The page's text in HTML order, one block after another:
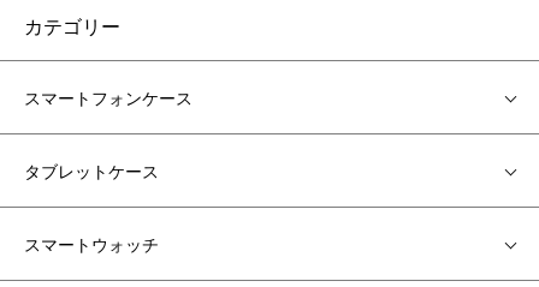
カテゴリー
スマートフォンケース
タブレットケース
スマートウォッチ